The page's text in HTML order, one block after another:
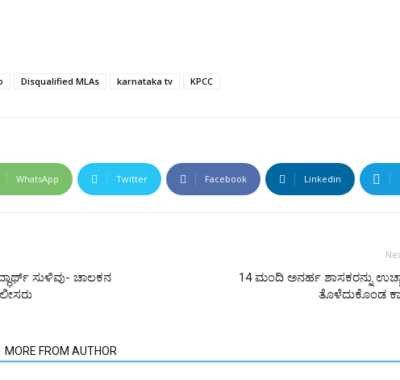
Disqualified MLAs karnataka tv KPCC
WhatsApp Twitter Facebook Linkedin
ಸುಳಿವು- ಚಾಲಕನ
14 ಮಂದಿ ಅನರ್ಹ ಶಾಸಕರನ್ನು
ತೊಳೆದುಕೊಂಡ
MORE FROM AUTHOR